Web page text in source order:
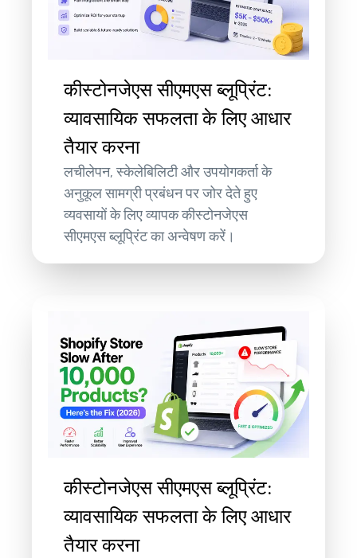
कीस्टोनजेएस सीएमएस ब्लूप्रिंट:
व्यावसायिक सफलता के लिए आधार
तैयार करना
लचीलेपन, स्केलेबिलिटी और उपयोगकर्ता के
अनुकूल सामग्री प्रबंधन पर जोर देते हुए
व्यवसायों के लिए व्यापक कीस्टोनजेएस
सीएमएस ब्लूप्रिंट का अन्वेषण करें।
कीस्टोनजेएस सीएमएस ब्लूप्रिंट:
व्यावसायिक सफलता के लिए आधार
तैयार करना